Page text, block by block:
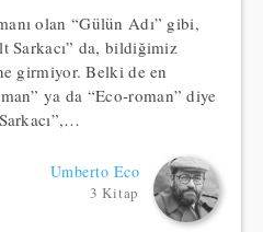
olan “Gülün Adı” gibi,
Sarkacı” da, bildiğimiz
girmiyor. Belki de en
ya da “Eco-roman” diye
Umberto Eco
3 Kitap